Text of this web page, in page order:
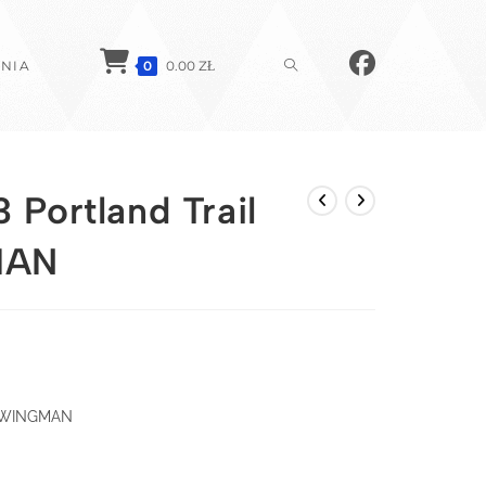
0 0.00 ZŁ TOGGLE
WEBSITE
Portland Trail